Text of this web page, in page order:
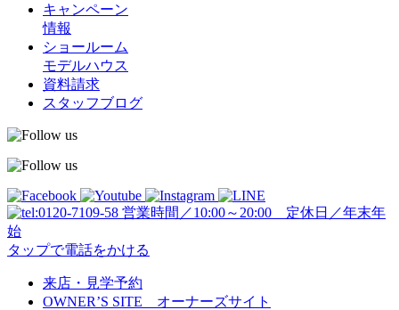
キャンペーン
情報
ショールーム
モデルハウス
資料請求
スタッフブログ
営業時間／10:00～20:00 定休日／年末年
始
タップで電話をかける
来店・見学予約
OWNER’S SITE オーナーズサイト